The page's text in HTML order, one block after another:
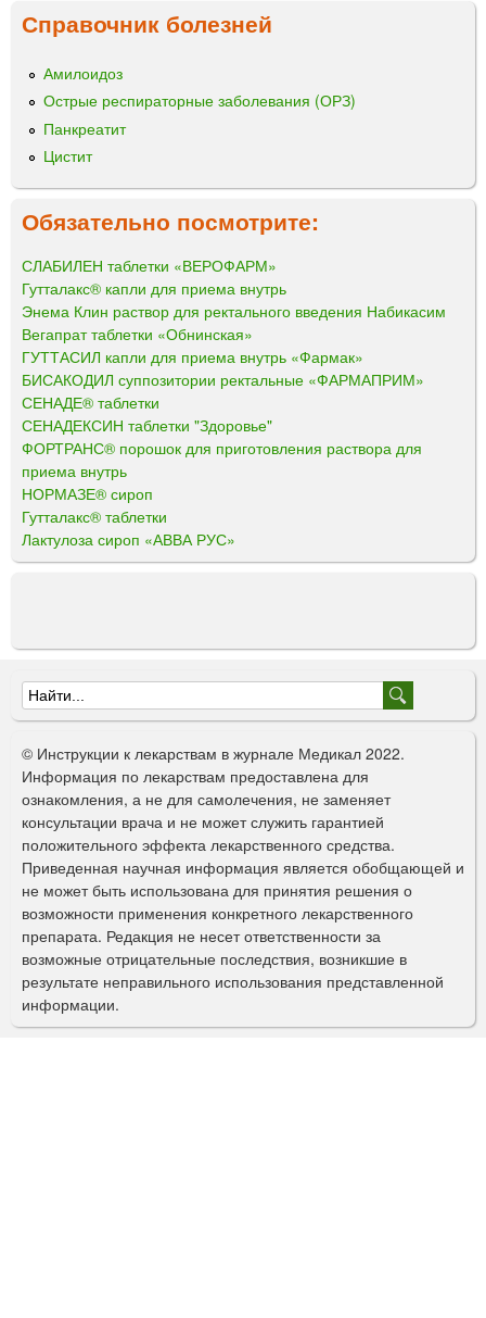
Справочник болезней
Амилоидоз
Острые респираторные заболевания (ОРЗ)
Панкреатит
Цистит
Обязательно посмотрите:
СЛАБИЛЕН таблетки «ВЕРОФАРМ»
Гутталакс® капли для приема внутрь
Энема Клин раствор для ректального введения Набикасим
Вегапрат таблетки «Обнинская»
ГУТТАСИЛ капли для приема внутрь «Фармак»
БИСАКОДИЛ суппозитории ректальные «ФАРМАПРИМ»
СЕНАДЕ® таблетки
СЕНАДЕКСИН таблетки "Здоровье"
ФОРТРАНС® порошок для приготовления раствора для
приема внутрь
НОРМАЗЕ® сироп
Гутталакс® таблетки
Лактулоза сироп «АВВА РУС»
Ф
о
р
м
а
п
о
и
с
к
© Инструкции к лекарствам в журнале Медикал 2022.
Информация по лекарствам предоставлена для
ознакомления, а не для самолечения, не заменяет
консультации врача и не может служить гарантией
положительного эффекта лекарственного средства.
Приведенная научная информация является обобщающей и
не может быть использована для принятия решения о
возможности применения конкретного лекарственного
препарата. Редакция не несет ответственности за
возможные отрицательные последствия, возникшие в
результате неправильного использования представленной
информации.